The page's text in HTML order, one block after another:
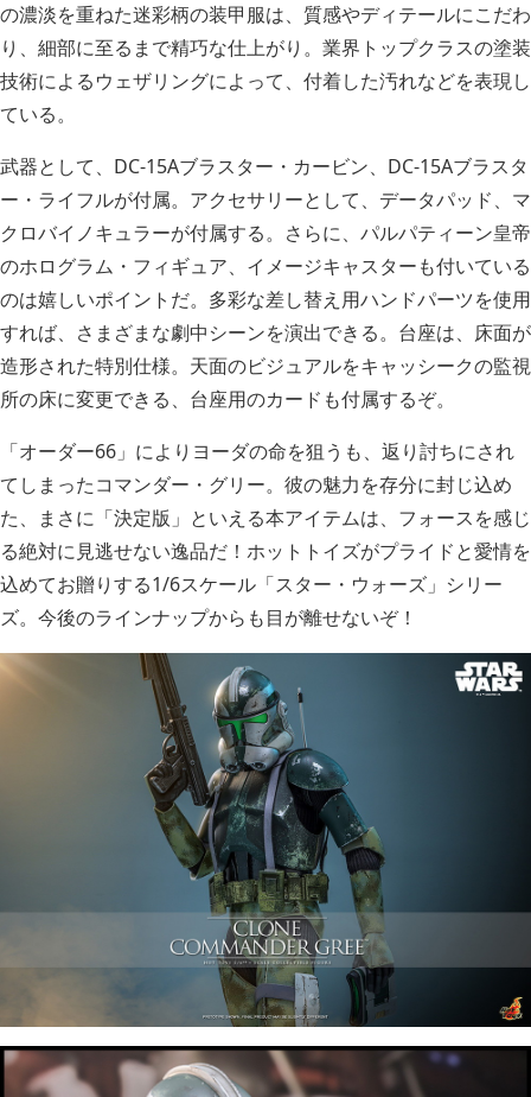
の濃淡を重ねた迷彩柄の装甲服は、質感やディテールにこだわ
り、細部に至るまで精巧な仕上がり。業界トップクラスの塗装
技術によるウェザリングによって、付着した汚れなどを表現し
ている。
武器として、DC-15Aブラスター・カービン、DC-15Aブラスタ
ー・ライフルが付属。アクセサリーとして、データパッド、マ
クロバイノキュラーが付属する。さらに、パルパティーン皇帝
のホログラム・フィギュア、イメージキャスターも付いている
のは嬉しいポイントだ。多彩な差し替え用ハンドパーツを使用
すれば、さまざまな劇中シーンを演出できる。台座は、床面が
造形された特別仕様。天面のビジュアルをキャッシークの監視
所の床に変更できる、台座用のカードも付属するぞ。
「オーダー66」によりヨーダの命を狙うも、返り討ちにされ
てしまったコマンダー・グリー。彼の魅力を存分に封じ込め
た、まさに「決定版」といえる本アイテムは、フォースを感じ
る絶対に見逃せない逸品だ！ホットトイズがプライドと愛情を
込めてお贈りする1/6スケール「スター・ウォーズ」シリー
ズ。今後のラインナップからも目が離せないぞ！